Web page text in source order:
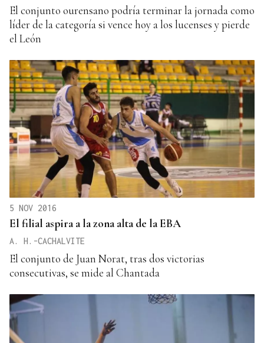
El conjunto ourensano podría terminar la jornada como
líder de la categoría si vence hoy a los lucenses y pierde
el León
5 NOV 2016
El filial aspira a la zona alta de la EBA
A. H.-CACHALVITE
El conjunto de Juan Norat, tras dos victorias
consecutivas, se mide al Chantada